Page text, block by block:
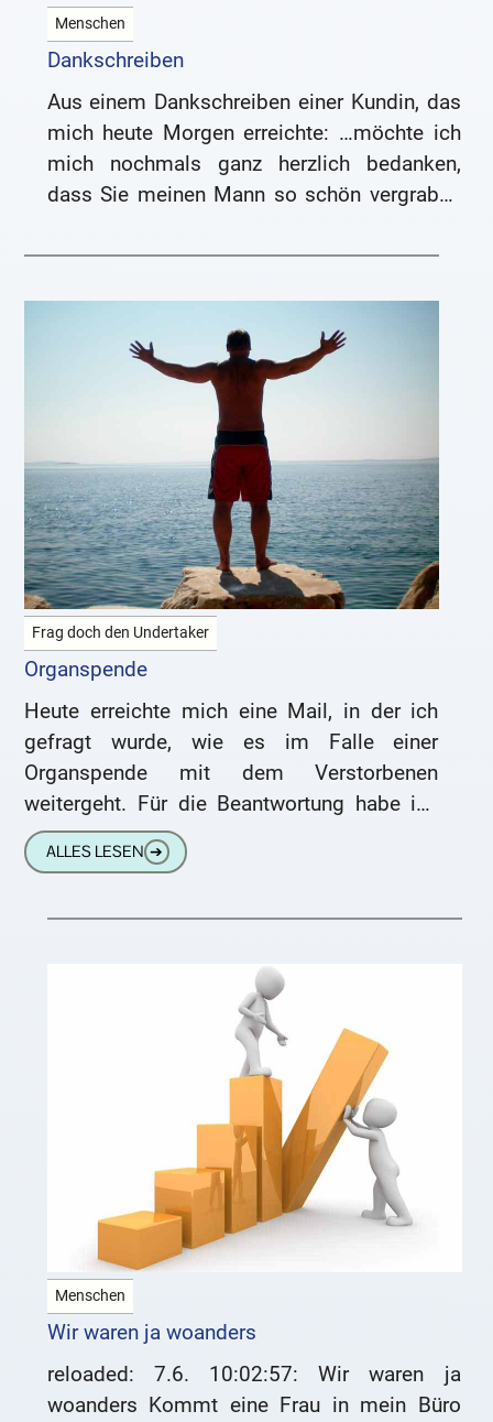
Menschen
Dankschreiben
Aus einem Dankschreiben einer Kundin, das
mich heute Morgen erreichte: …möchte ich
mich nochmals ganz herzlich bedanken,
dass Sie meinen Mann so schön vergraben
Frag doch den Undertaker
Organspende
Heute erreichte mich eine Mail, in der ich
gefragt wurde, wie es im Falle einer
Organspende mit dem Verstorbenen
weitergeht. Für die Beantwortung habe ich
mir viel Zeit genommen und
ALLES LESEN ➔
Menschen
Wir waren ja woanders
reloaded: 7.6. 10:02:57: Wir waren ja
woanders Kommt eine Frau in mein Büro